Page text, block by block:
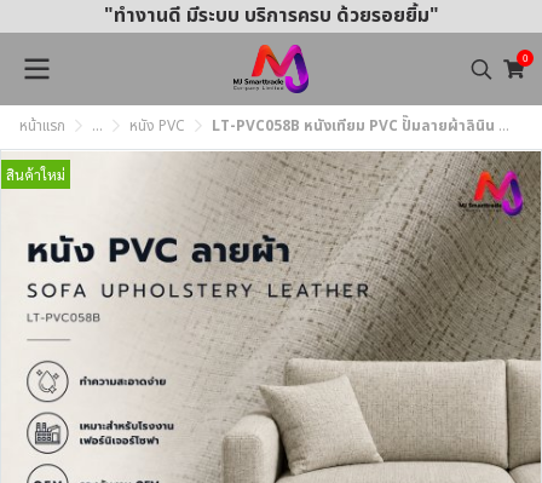
"ทำงานดี มีระบบ บริการครบ ด้วยรอยยิ้ม"
0
หน้าแรก ... หนัง PVC LT-PVC058B หนังเทียม PVC ปั๊มลายผ้าลินิน หน้ากว้าง 145 ± 3 ซม. หนา 0.85 มม.
สินค้าใหม่